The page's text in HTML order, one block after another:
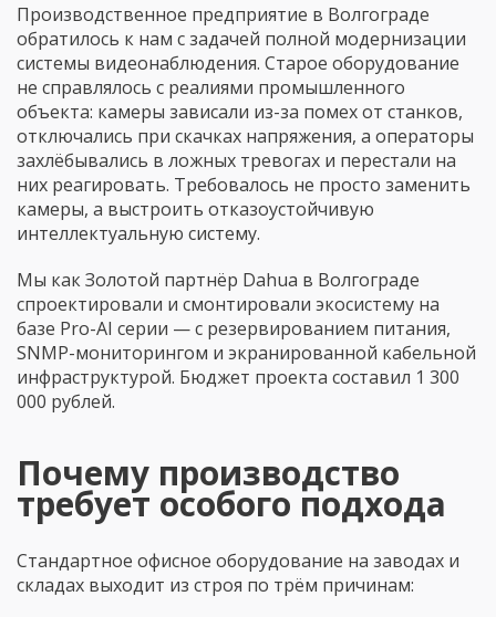
Производственное предприятие в Волгограде
обратилось к нам с задачей полной модернизации
системы видеонаблюдения. Старое оборудование
не справлялось с реалиями промышленного
объекта: камеры зависали из-за помех от станков,
отключались при скачках напряжения, а операторы
захлёбывались в ложных тревогах и перестали на
них реагировать. Требовалось не просто заменить
камеры, а выстроить отказоустойчивую
интеллектуальную систему.
Мы как Золотой партнёр Dahua в Волгограде
спроектировали и смонтировали экосистему на
базе Pro-AI серии — с резервированием питания,
SNMP-мониторингом и экранированной кабельной
инфраструктурой. Бюджет проекта составил 1 300
000 рублей.
Почему производство
требует особого подхода
Стандартное офисное оборудование на заводах и
складах выходит из строя по трём причинам: